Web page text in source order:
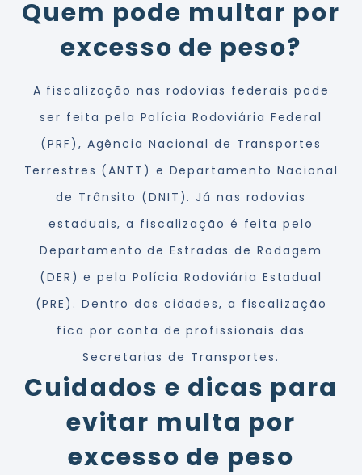
Quem pode multar por
excesso de peso?
A fiscalização nas rodovias federais pode
ser feita pela Polícia Rodoviária Federal
(PRF), Agência Nacional de Transportes
Terrestres (ANTT) e Departamento Nacional
de Trânsito (DNIT). Já nas rodovias
estaduais, a fiscalização é feita pelo
Departamento de Estradas de Rodagem
(DER) e pela Polícia Rodoviária Estadual
(PRE). Dentro das cidades, a fiscalização
fica por conta de profissionais das
Secretarias de Transportes.
Cuidados e dicas para
evitar multa por
excesso de peso